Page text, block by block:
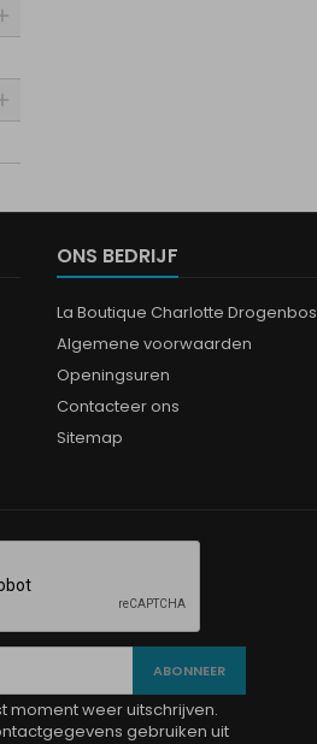
ONS BEDRIJF
La Boutique Charlotte Drogenbos
Algemene voorwaarden
Openingsuren
Contacteer ons
Sitemap
moment weer uitschrijven.
gebruiken uit